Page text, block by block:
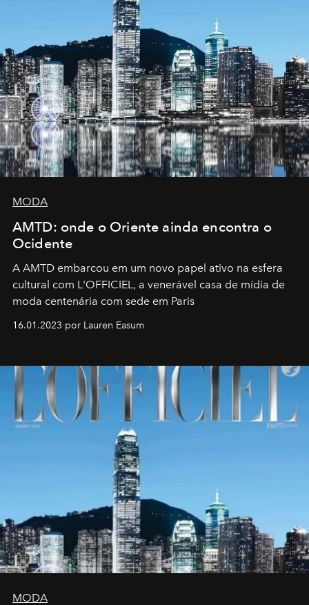
MODA
AMTD: onde o Oriente ainda encontra o
Ocidente
A AMTD embarcou em um novo papel ativo na esfera
cultural com L'OFFICIEL, a venerável casa de mídia de
moda centenária com sede em Paris
16.01.2023 por Lauren Easum
MODA